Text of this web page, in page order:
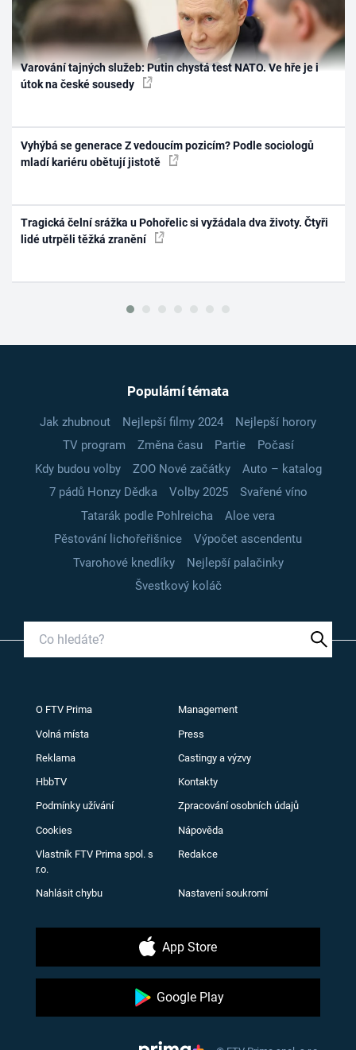
Varování tajných služeb: Putin chystá test NATO. Ve hře je i
útok na české sousedy
Vyhýbá se generace Z vedoucím pozicím? Podle sociologů
mladí kariéru obětují jistotě
Tragická čelní srážka u Pohořelic si vyžádala dva životy. Čtyři
lidé utrpěli těžká zranění
Populární témata
Jak zhubnout Nejlepší filmy 2024
Nejlepší horory
TV program
Změna času Partie
Počasí
Kdy budou volby
ZOO Nové začátky
Auto – katalog
7 pádů Honzy Dědka
Volby 2025
Svařené víno
Tatarák podle Pohlreicha
Aloe vera
Pěstování lichořeřišnice
Výpočet ascendentu
Tvarohové knedlíky
Nejlepší palačinky
Švestkový koláč
O FTV Prima Management
Volná místa Press
Reklama Castingy a výzvy
HbbTV Kontakty
Podmínky užívání Zpracování osobních údajů
Cookies Nápověda
Vlastník FTV Prima spol. s
r.o.
Redakce
Nahlásit chybu Nastavení soukromí
App Store
Google Play